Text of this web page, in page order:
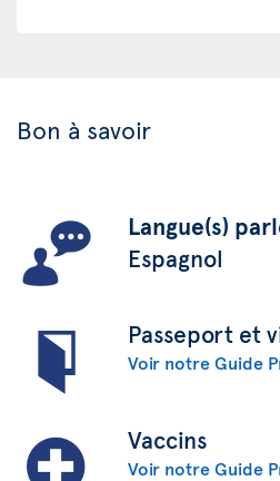
Bon à savoir
Langue(s)
Espagnol
Passeport et
Voir notre Guide
Vaccins
Voir notre Guide